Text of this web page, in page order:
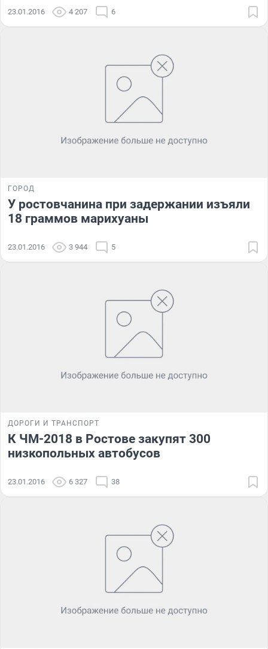
23.01.2016 4 207 6
ГОРОД
У ростовчанина при задержании изъяли
18 граммов марихуаны
23.01.2016 3 944 5
ДОРОГИ И ТРАНСПОРТ
К ЧМ-2018 в Ростове закупят 300
низкопольных автобусов
23.01.2016 6 327 38